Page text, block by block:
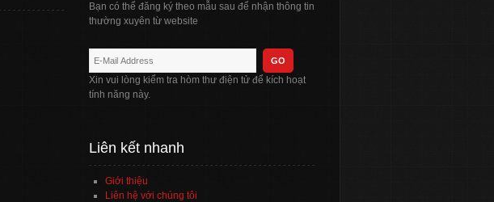
Bạn có thể đăng ký theo mẫu sau để nhận thông tin
thường xuyên từ website
Xin vui lòng kiểm tra hòm thư điện tử để kích hoạt
tính năng này.
Liên kết nhanh
Giới thiệu
Liên hệ với chúng tôi